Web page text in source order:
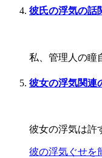
彼氏の浮気の話
私、管理人の瞳
彼女の浮気関連
彼女の浮気は許
彼の浮気ぐせを